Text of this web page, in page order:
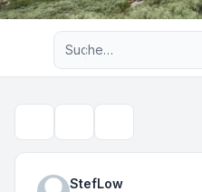
StefLow